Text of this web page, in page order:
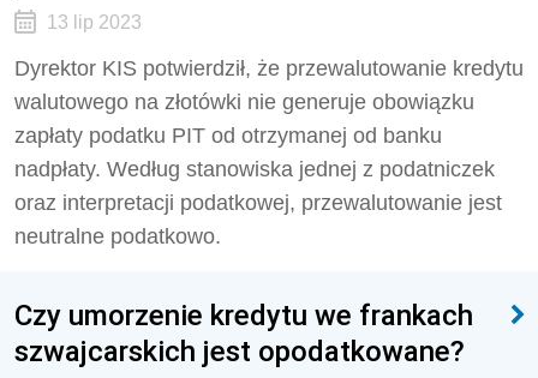
13 lip 2023
Dyrektor KIS potwierdził, że przewalutowanie kredytu
walutowego na złotówki nie generuje obowiązku
zapłaty podatku PIT od otrzymanej od banku
nadpłaty. Według stanowiska jednej z podatniczek
oraz interpretacji podatkowej, przewalutowanie jest
neutralne podatkowo.
Czy umorzenie kredytu we frankach
szwajcarskich jest opodatkowane?